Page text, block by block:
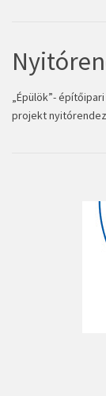
„Épülök”-
projekt